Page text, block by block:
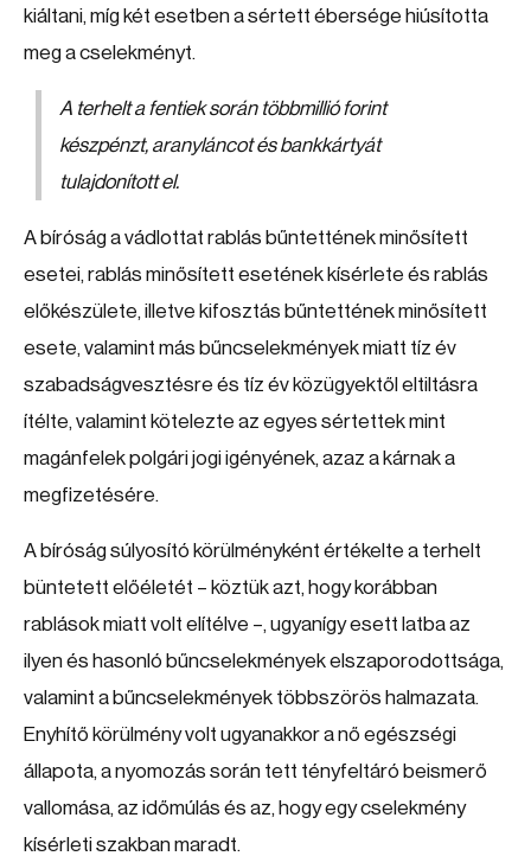
kiáltani, míg két esetben a sértett ébersége hiúsította
meg a cselekményt.
A terhelt a fentiek során többmillió forint
készpénzt, aranyláncot és bankkártyát
tulajdonított el.
A bíróság a vádlottat rablás bűntettének minősített
esetei, rablás minősített esetének kísérlete és rablás
előkészülete, illetve kifosztás bűntettének minősített
esete, valamint más bűncselekmények miatt tíz év
szabadságvesztésre és tíz év közügyektől eltiltásra
ítélte, valamint kötelezte az egyes sértettek mint
magánfelek polgári jogi igényének, azaz a kárnak a
megfizetésére.
A bíróság súlyosító körülményként értékelte a terhelt
büntetett előéletét – köztük azt, hogy korábban
rablások miatt volt elítélve –, ugyanígy esett latba az
ilyen és hasonló bűncselekmények elszaporodottsága,
valamint a bűncselekmények többszörös halmazata.
Enyhítő körülmény volt ugyanakkor a nő egészségi
állapota, a nyomozás során tett tényfeltáró beismerő
vallomása, az időmúlás és az, hogy egy cselekmény
kísérleti szakban maradt.